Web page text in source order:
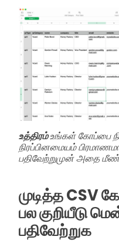
உத்திரம்உங்கள் கோப்பை
நிரப்பினமையம்
பதிவேற்றுமுன் அதை
முடித்த CSV
பல குறியீடு
பதிவேற்றுக